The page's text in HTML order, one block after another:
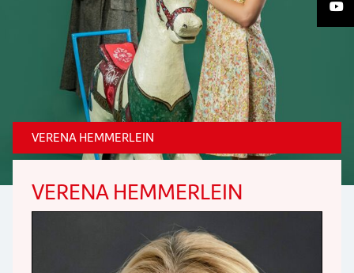
VERENA HEMMERLEIN
VERENA HEMMERLEIN